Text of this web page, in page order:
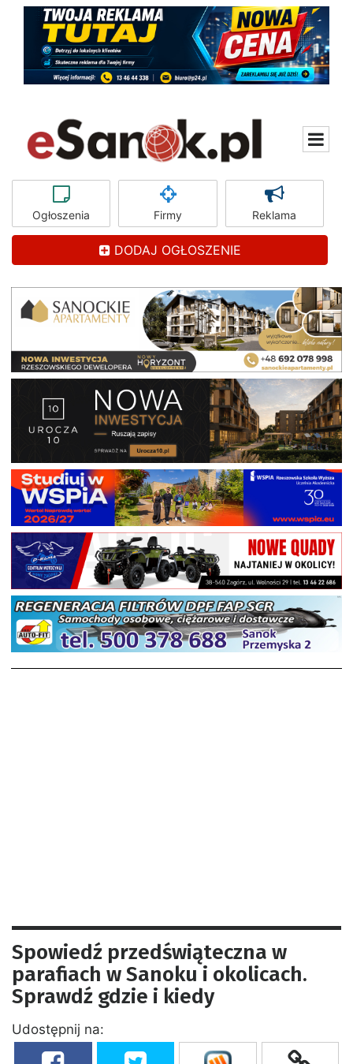
Ogłoszenia Firmy Reklama
DODAJ OGŁOSZENIE
Spowiedź przedświąteczna w
parafiach w Sanoku i okolicach.
Sprawdź gdzie i kiedy
Udostępnij na: